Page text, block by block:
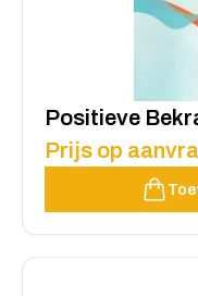
Positieve
Prijs op